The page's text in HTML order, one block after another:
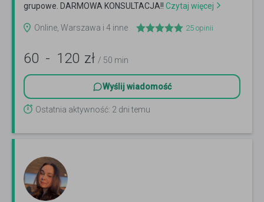
grupowe. DARMOWA KONSULTACJA!! Czytaj więcej
Online, Warszawa i 4 inne 25 opinii
60 - 120 zł / 50 min
Wyślij wiadomość
Ostatnia aktywność: 2 dni temu